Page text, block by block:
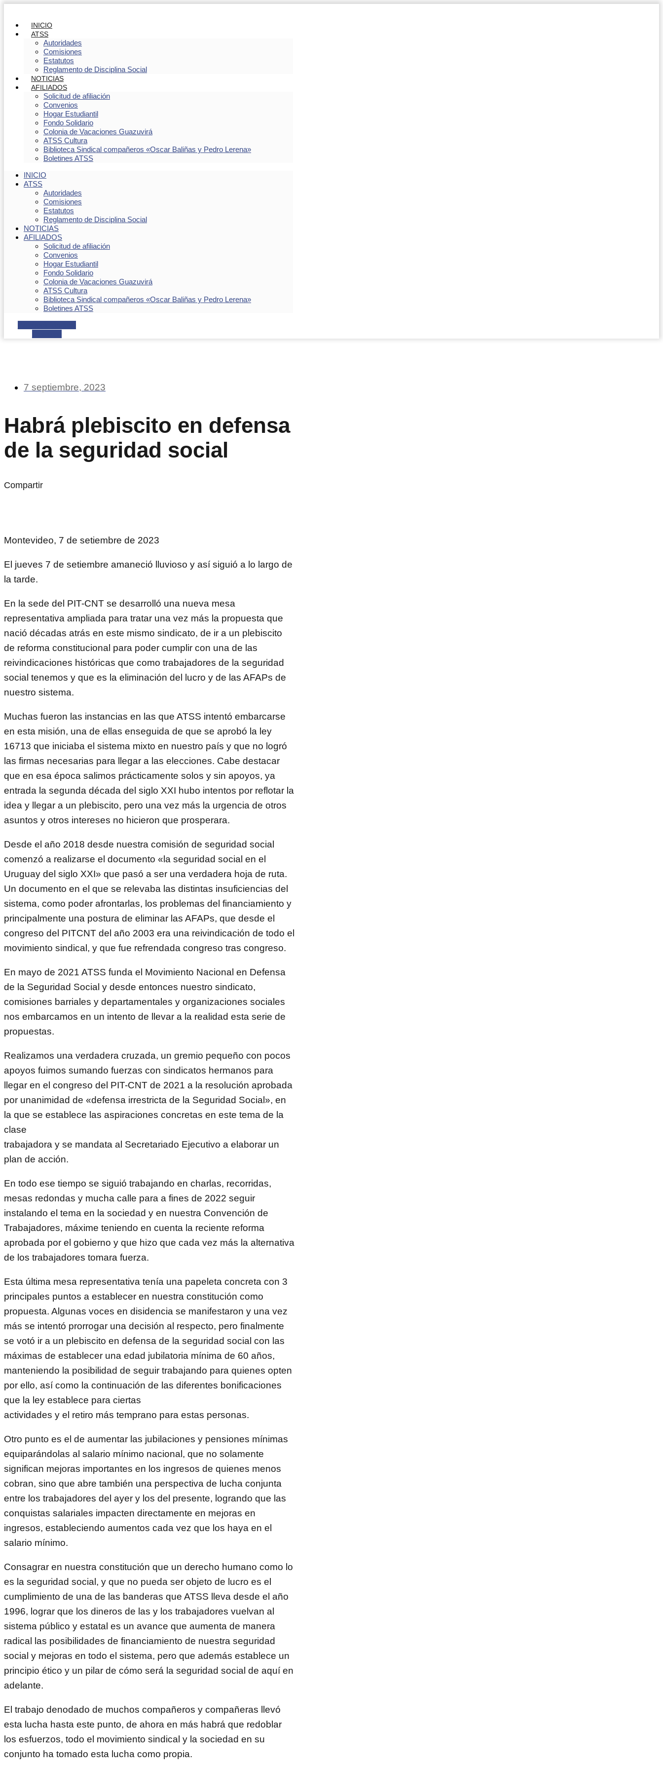
INICIO
ATSS
Autoridades
Comisiones
Estatutos
Reglamento de Disciplina Social
NOTICIAS
AFILIADOS
Solicitud de afiliación
Convenios
Hogar Estudiantil
Fondo Solidario
Colonia de Vacaciones Guazuvirá
ATSS Cultura
Biblioteca Sindical compañeros «Oscar Baliñas y Pedro Lerena»
Boletines ATSS
INICIO
ATSS
Autoridades
Comisiones
Estatutos
Reglamento de Disciplina Social
NOTICIAS
AFILIADOS
Solicitud de afiliación
Convenios
Hogar Estudiantil
Fondo Solidario
Colonia de Vacaciones Guazuvirá
ATSS Cultura
Biblioteca Sindical compañeros «Oscar Baliñas y Pedro Lerena»
Boletines ATSS
7 septiembre, 2023
Habrá plebiscito en defensa
de la seguridad social
Compartir
Montevideo, 7 de setiembre de 2023
El jueves 7 de setiembre amaneció lluvioso y así siguió a lo largo de
la tarde.
En la sede del PIT-CNT se desarrolló una nueva mesa
representativa ampliada para tratar una vez más la propuesta que
nació décadas atrás en este mismo sindicato, de ir a un plebiscito
de reforma constitucional para poder cumplir con una de las
reivindicaciones históricas que como trabajadores de la seguridad
social tenemos y que es la eliminación del lucro y de las AFAPs de
nuestro sistema.
Muchas fueron las instancias en las que ATSS intentó embarcarse
en esta misión, una de ellas enseguida de que se aprobó la ley
16713 que iniciaba el sistema mixto en nuestro país y que no logró
las firmas necesarias para llegar a las elecciones. Cabe destacar
que en esa época salimos prácticamente solos y sin apoyos, ya
entrada la segunda década del siglo XXI hubo intentos por reflotar la
idea y llegar a un plebiscito, pero una vez más la urgencia de otros
asuntos y otros intereses no hicieron que prosperara.
Desde el año 2018 desde nuestra comisión de seguridad social
comenzó a realizarse el documento «la seguridad social en el
Uruguay del siglo XXI» que pasó a ser una verdadera hoja de ruta.
Un documento en el que se relevaba las distintas insuficiencias del
sistema, como poder afrontarlas, los problemas del financiamiento y
principalmente una postura de eliminar las AFAPs, que desde el
congreso del PITCNT del año 2003 era una reivindicación de todo el
movimiento sindical, y que fue refrendada congreso tras congreso.
En mayo de 2021 ATSS funda el Movimiento Nacional en Defensa
de la Seguridad Social y desde entonces nuestro sindicato,
comisiones barriales y departamentales y organizaciones sociales
nos embarcamos en un intento de llevar a la realidad esta serie de
propuestas.
Realizamos una verdadera cruzada, un gremio pequeño con pocos
apoyos fuimos sumando fuerzas con sindicatos hermanos para
llegar en el congreso del PIT-CNT de 2021 a la resolución aprobada
por unanimidad de «defensa irrestricta de la Seguridad Social», en
la que se establece las aspiraciones concretas en este tema de la
clase
trabajadora y se mandata al Secretariado Ejecutivo a elaborar un
plan de acción.
En todo ese tiempo se siguió trabajando en charlas, recorridas,
mesas redondas y mucha calle para a fines de 2022 seguir
instalando el tema en la sociedad y en nuestra Convención de
Trabajadores, máxime teniendo en cuenta la reciente reforma
aprobada por el gobierno y que hizo que cada vez más la alternativa
de los trabajadores tomara fuerza.
Esta última mesa representativa tenía una papeleta concreta con 3
principales puntos a establecer en nuestra constitución como
propuesta. Algunas voces en disidencia se manifestaron y una vez
más se intentó prorrogar una decisión al respecto, pero finalmente
se votó ir a un plebiscito en defensa de la seguridad social con las
máximas de establecer una edad jubilatoria mínima de 60 años,
manteniendo la posibilidad de seguir trabajando para quienes opten
por ello, así como la continuación de las diferentes bonificaciones
que la ley establece para ciertas
actividades y el retiro más temprano para estas personas.
Otro punto es el de aumentar las jubilaciones y pensiones mínimas
equiparándolas al salario mínimo nacional, que no solamente
significan mejoras importantes en los ingresos de quienes menos
cobran, sino que abre también una perspectiva de lucha conjunta
entre los trabajadores del ayer y los del presente, logrando que las
conquistas salariales impacten directamente en mejoras en
ingresos, estableciendo aumentos cada vez que los haya en el
salario mínimo.
Consagrar en nuestra constitución que un derecho humano como lo
es la seguridad social, y que no pueda ser objeto de lucro es el
cumplimiento de una de las banderas que ATSS lleva desde el año
1996, lograr que los dineros de las y los trabajadores vuelvan al
sistema público y estatal es un avance que aumenta de manera
radical las posibilidades de financiamiento de nuestra seguridad
social y mejoras en todo el sistema, pero que además establece un
principio ético y un pilar de cómo será la seguridad social de aquí en
adelante.
El trabajo denodado de muchos compañeros y compañeras llevó
esta lucha hasta este punto, de ahora en más habrá que redoblar
los esfuerzos, todo el movimiento sindical y la sociedad en su
conjunto ha tomado esta lucha como propia.